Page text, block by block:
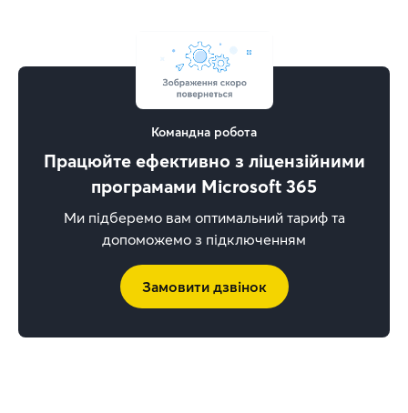
Командна робота
Працюйте ефективно з ліцензійними
програмами Microsoft 365
Ми підберемо вам оптимальний тариф та
допоможемо з підключенням
Замовити дзвінок